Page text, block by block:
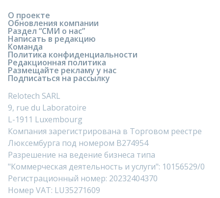
О проекте
Обновления компании
Раздел “СМИ о нас”
Написать в редакцию
Команда
Политика конфиденциальности
Редакционная политика
Размещайте рекламу у нас
Подписаться на рассылку
Relotech SARL
9, rue du Laboratoire
L-1911 Luxembourg
Компания зарегистрирована в Торговом реестре
Люксембурга под номером B274954
Разрешение на ведение бизнеса типа
"Коммерческая деятельность и услуги": 10156529/0
Регистрационный номер: 20232404370
Номер VAT: LU35271609